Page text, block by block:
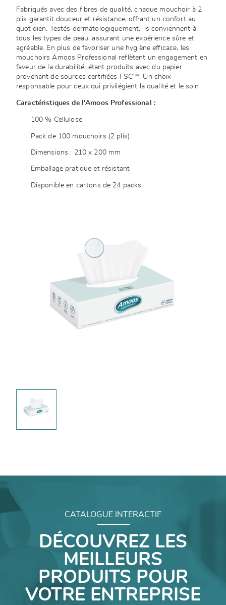
Fabriqués avec des fibres de qualité, chaque mouchoir à 2
plis garantit douceur et résistance, offrant un confort au
quotidien. Testés dermatologiquement, ils conviennent à
tous les types de peau, assurant une expérience sûre et
agréable. En plus de favoriser une hygiène efficace, les
mouchoirs Amoos Professional reflètent un engagement en
faveur de la durabilité, étant produits avec du papier
provenant de sources certifiées FSC™. Un choix
responsable pour ceux qui privilégient la qualité et le soin.
Caractéristiques de l'Amoos Professional :
100 % Cellulose
Pack de 100 mouchoirs (2 plis)
Dimensions : 210 x 200 mm
Emballage pratique et résistant
Disponible en cartons de 24 packs
CATALOGUE INTERACTIF
DÉCOUVREZ LES
MEILLEURS
PRODUITS POUR
VOTRE ENTREPRISE